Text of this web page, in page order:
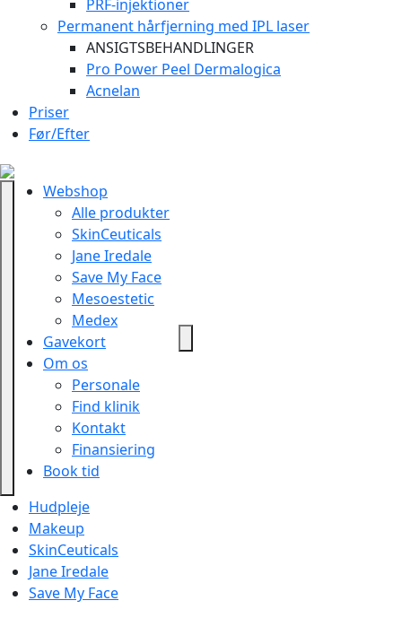
PRF-injektioner
Permanent hårfjerning med IPL laser
ANSIGTSBEHANDLINGER
Pro Power Peel Dermalogica
Acnelan
Priser
Før/Efter
Webshop
Alle produkter
SkinCeuticals
Jane Iredale
Save My Face
Mesoestetic
Medex
Gavekort
Om os
Personale
Find klinik
Kontakt
Finansiering
Book tid
Hudpleje
Makeup
SkinCeuticals
Jane Iredale
Save My Face